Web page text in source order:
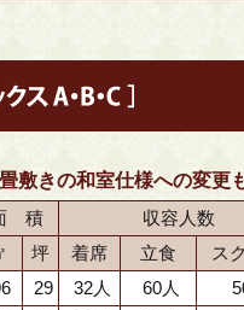
敷きの和室仕様への変更
積 収容人数
坪 着席 立食 ス
29 32人 60人